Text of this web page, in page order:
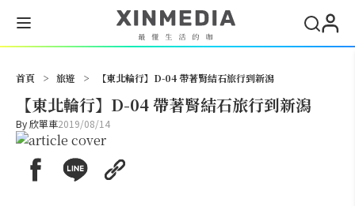
首頁 > 旅遊 > 【東北輪行】D-04 帶著腎結石旅行到新潟
【東北輪行】D-04 帶著腎結石旅行到新潟
By欣單車2019/08/14